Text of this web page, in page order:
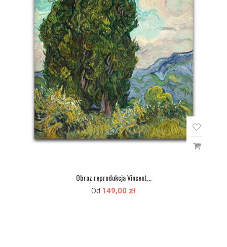
Obraz reprodukcja Vincent...
Od 149,00 zł